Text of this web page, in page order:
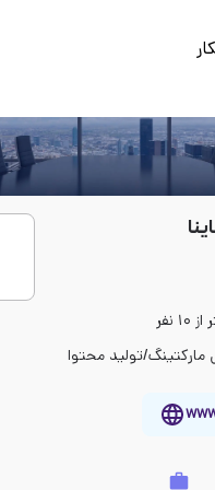
تولید محتوا